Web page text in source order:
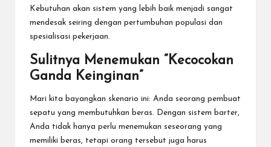
Kebutuhan akan sistem yang lebih baik menjadi sangat
mendesak seiring dengan pertumbuhan populasi dan
spesialisasi pekerjaan.
Sulitnya Menemukan “Kecocokan
Ganda Keinginan”
Mari kita bayangkan skenario ini: Anda seorang pembuat
sepatu yang membutuhkan beras. Dengan sistem barter,
Anda tidak hanya perlu menemukan seseorang yang
memiliki beras, tetapi orang tersebut juga harus